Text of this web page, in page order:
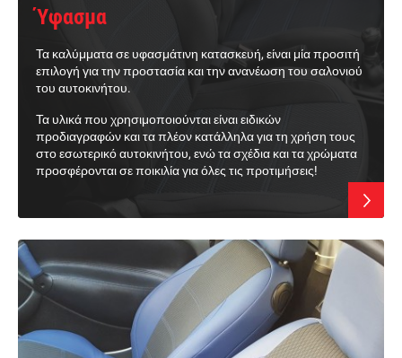
Ύφασμα
Τα καλύμματα σε υφασμάτινη κατασκευή, είναι μία προσιτή
επιλογή για την προστασία και την ανανέωση του σαλονιού
του αυτοκινήτου.
Τα υλικά που χρησιμοποιούνται είναι ειδικών
προδιαγραφών και τα πλέον κατάλληλα για τη χρήση τους
στο εσωτερικό αυτοκινήτου, ενώ τα σχέδια και τα χρώματα
προσφέρονται σε ποικιλία για όλες τις προτιμήσεις!